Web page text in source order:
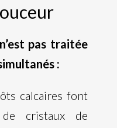
pas traitée
:
calcaires font
de cristaux de